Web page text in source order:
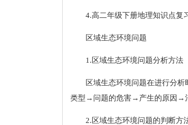
4.高二年级下册地理知识点复
区域生态环境问题
1.区域生态环境问题分析方法
区域生态环境问题在进行分
类型→问题的危害→产生的原因→
2.区域生态环境问题的判断方